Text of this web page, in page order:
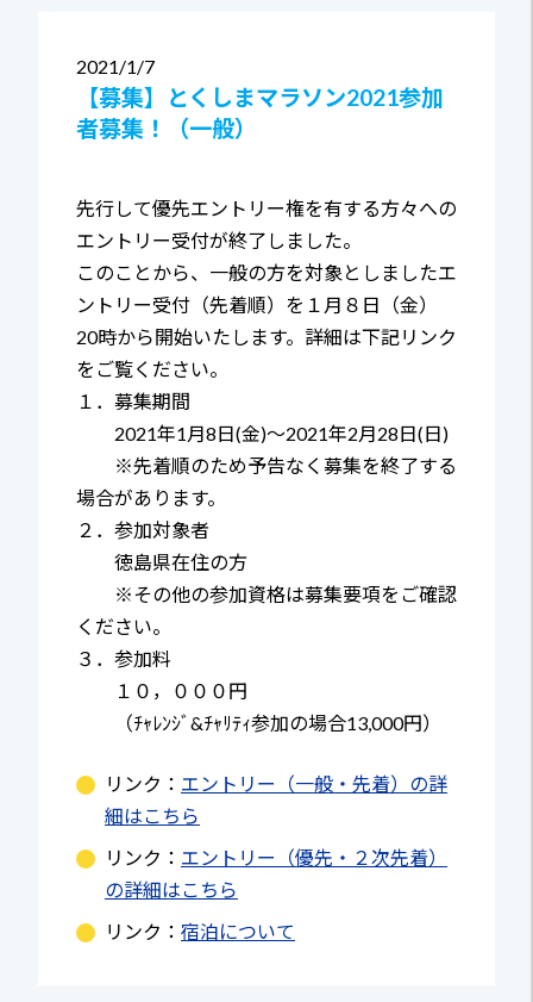
2021 1/7
【募集】とくしまマラソン2021参加
者募集！（一般）
先行して優先エントリー権を有する方々への
エントリー受付が終了しました。
このことから、一般の方を対象としましたエ
ントリー受付（先着順）を１月８日（金）
20時から開始いたします。詳細は下記リンク
をご覧ください。
１．募集期間
2021年1月8日(金)～2021年2月28日(日)
※先着順のため予告なく募集を終了する
場合があります。
２．参加対象者
徳島県在住の方
※その他の参加資格は募集要項をご確認
ください。
３．参加料
１０，０００円
（ﾁｬﾚﾝｼﾞ&ﾁｬﾘﾃｨ参加の場合13,000円）
リンク： エントリー（一般・先着）の詳
細はこちら
リンク： エントリー（優先・２次先着）
の詳細はこちら
リンク： 宿泊について